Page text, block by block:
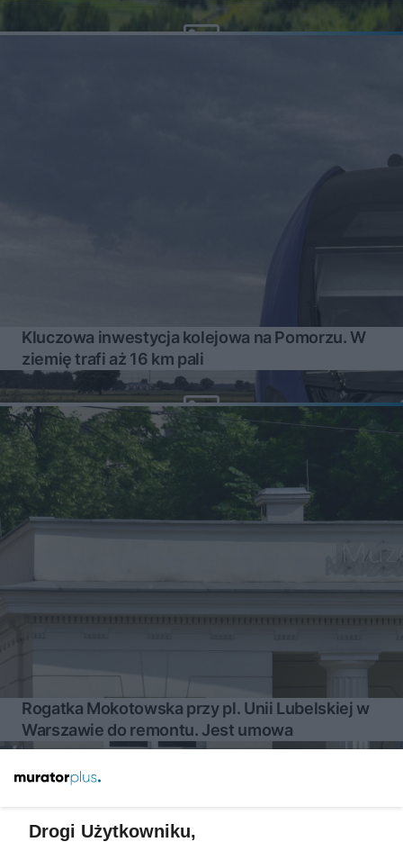
Kluczowa inwestycja kolejowa na Pomorzu. W
ziemię trafi aż 16 km pali
Rogatka Mokotowska przy pl. Unii Lubelskiej w
Warszawie do remontu. Jest umowa
Drogi Użytkowniku,